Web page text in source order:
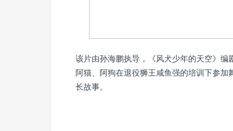
该片由孙海鹏执导，《风犬少年的天空》
阿猫、阿狗在退役狮王咸鱼强的培训下参
长故事。